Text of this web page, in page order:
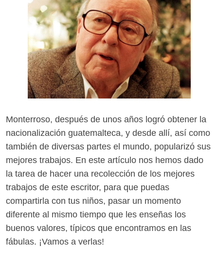
Monterroso, después de unos años logró obtener la
nacionalización guatemalteca, y desde allí, así como
también de diversas partes el mundo, popularizó sus
mejores trabajos. En este artículo nos hemos dado
la tarea de hacer una recolección de los mejores
trabajos de este escritor, para que puedas
compartirla con tus niños, pasar un momento
diferente al mismo tiempo que les enseñas los
buenos valores, típicos que encontramos en las
fábulas. ¡Vamos a verlas!